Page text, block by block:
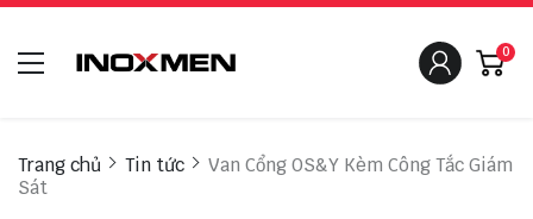
0
Trang chủ Tin tức
Van Cổng OS&Y Kèm Công Tắc Giám
Sát